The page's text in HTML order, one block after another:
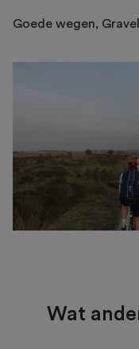
Goede wegen,
Wat